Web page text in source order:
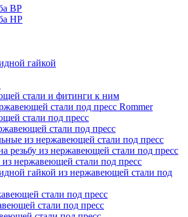
ВР
НР
гайкой
стали и фитинги к ним
стали под пресс Rommer
стали под пресс
стали под пресс
из нержавеющей стали под пресс
резьбу из нержавеющей стали под пресс
из нержавеющей стали под пресс
гайкой из нержавеющей стали под
стали под пресс
стали под пресс